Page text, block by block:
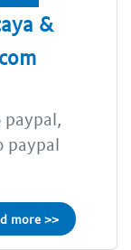
&
paypal,
paypal
more >>